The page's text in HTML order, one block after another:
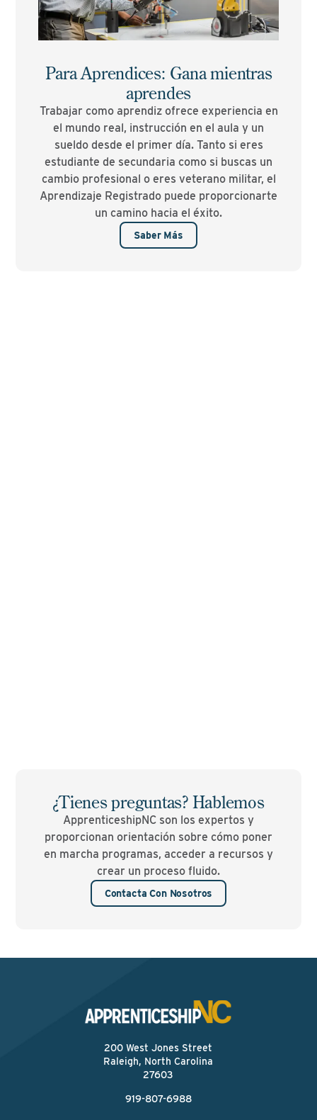
Para Aprendices: Gana mientras
aprendes
Trabajar como aprendiz ofrece experiencia en
el mundo real, instrucción en el aula y un
sueldo desde el primer día. Tanto si eres
estudiante de secundaria como si buscas un
cambio profesional o eres veterano militar, el
Aprendizaje Registrado puede proporcionarte
un camino hacia el éxito.
Saber Más
¿Tienes preguntas? Hablemos
ApprenticeshipNC son los expertos y
proporcionan orientación sobre cómo poner
en marcha programas, acceder a recursos y
crear un proceso fluido.
Contacta Con Nosotros
200 West Jones Street
Raleigh, North Carolina
27603
919-807-6988